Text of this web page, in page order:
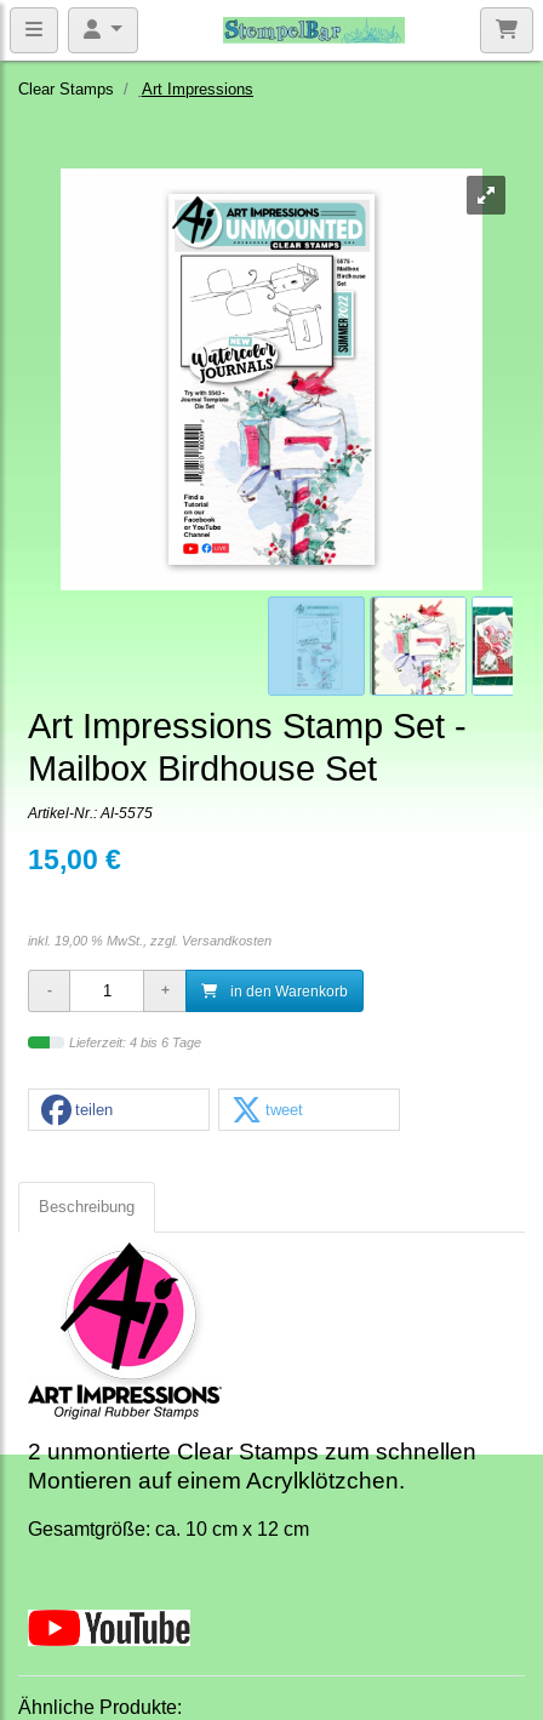
Clear Stamps Art Impressions
Art Impressions Stamp Set -
Mailbox Birdhouse Set
Artikel-Nr.: AI-5575
15,00 €
inkl. 19,00 % MwSt., zzgl. Versandkosten
in den Warenkorb
Lieferzeit: 4 bis 6 Tage
teilen tweet
Beschreibung
2 unmontierte Clear Stamps zum schnellen
Montieren auf einem Acrylklötzchen.
Gesamtgröße: ca. 10 cm x 12 cm
Ähnliche Produkte: